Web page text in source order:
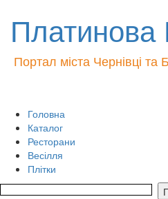
Платинова
Портал міста Чернівці та
Головна
Каталог
Ресторани
Весілля
Плітки